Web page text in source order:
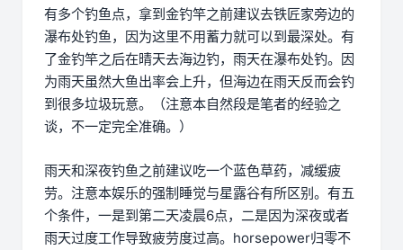
有多个钓鱼点，拿到金钓竿之前建议去铁匠家旁边的
瀑布处钓鱼，因为这里不用蓄力就可以到最深处。有
了金钓竿之后在晴天去海边钓，雨天在瀑布处钓。因
为雨天虽然大鱼出率会上升，但海边在雨天反而会钓
到很多垃圾玩意。（注意本自然段是笔者的经验之
谈，不一定完全准确。）
雨天和深夜钓鱼之前建议吃一个蓝色草药，减缓疲
劳。注意本娱乐的强制睡觉与星露谷有所区别。有五
个条件，一是到第二天凌晨6点，二是因为深夜或者
雨天过度工作导致疲劳度过高。horsepower归零不